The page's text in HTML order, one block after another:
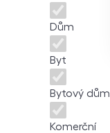
Dům
Byt
Bytový dům
Komerční